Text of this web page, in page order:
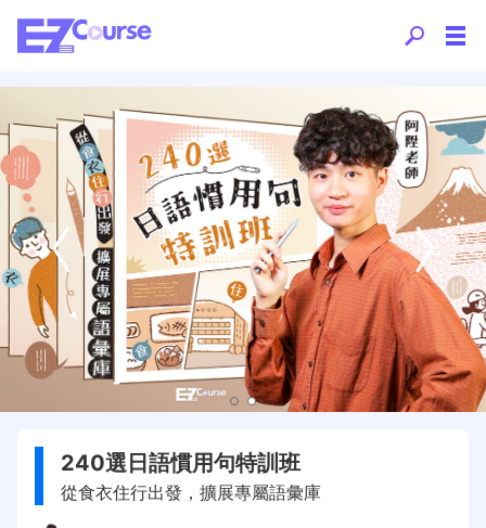
240選日語慣用句特訓班
從食衣住行出發，擴展專屬語彙庫